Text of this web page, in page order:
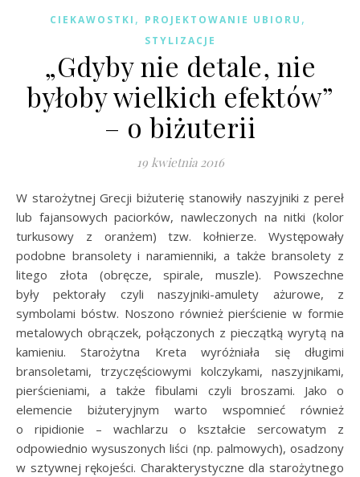
CIEKAWOSTKI , PROJEKTOWANIE UBIORU ,
STYLIZACJE
„Gdyby nie detale, nie
byłoby wielkich efektów”
– o biżuterii
19 kwietnia 2016
W starożytnej Grecji biżuterię stanowiły naszyjniki z pereł
lub fajansowych paciorków, nawleczonych na nitki (kolor
turkusowy z oranżem) tzw. kołnierze. Występowały
podobne bransolety i naramienniki, a także bransolety z
litego złota (obręcze, spirale, muszle). Powszechne
były pektorały czyli naszyjniki-amulety ażurowe, z
symbolami bóstw. Noszono również pierścienie w formie
metalowych obrączek, połączonych z pieczątką wyrytą na
kamieniu. Starożytna Kreta wyróżniała się długimi
bransoletami, trzyczęściowymi kolczykami, naszyjnikami,
pierścieniami, a także fibulami czyli broszami. Jako o
elemencie biżuteryjnym warto wspomnieć również
o ripidionie – wachlarzu o kształcie sercowatym z
odpowiednio wysuszonych liści (np. palmowych), osadzony
w sztywnej rękojeści. Charakterystyczne dla starożytnego